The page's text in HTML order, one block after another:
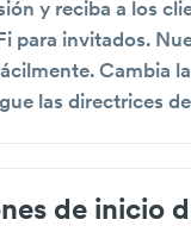
y reciba a los
para invitados.
Cambia
las directrices
de inicio